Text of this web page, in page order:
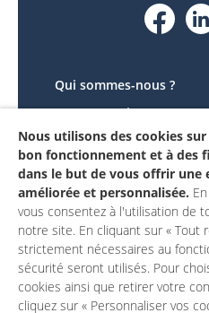
Qui sommes-nous ?
Le projet
Contactez-nous
Mon compte
Nous utilisons des cookies
bon fonctionnement et à des
dans le but de vous offrir une
améliorée et personnalisée.
vous consentez à l'utilisation de
notre site. En cliquant sur « Tout
strictement nécessaires au
sécurité seront utilisés. Pour
cookies ainsi que retirer votre
cliquez sur « Personnaliser vos